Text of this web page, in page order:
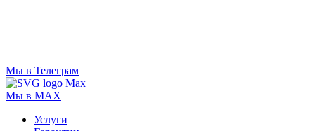
Мы в Телеграм
Мы в MAX
Услуги